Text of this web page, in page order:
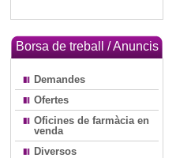
Borsa de treball / Anuncis
Demandes
Ofertes
Oficines de farmàcia en
venda
Diversos